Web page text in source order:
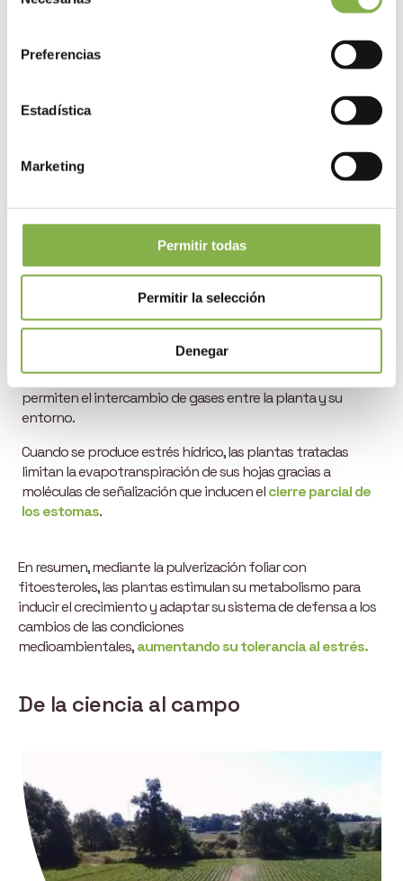
Preferencias
Estadística
Marketing
Permitir todas
Permitir la selección
Denegar
Tras la pulverización foliar con fitoesteroles, las plantas
tratadas experimentan un crecimiento radicular
estimulado.
Es fundamental para mejorar la exploración del suelo por las
raíces de las plantas yaumentar así la reserva de aguaa
Regulación de la evapotranspiración
En épocas de estrés hídrico, los fitoesteroles intervienen en
la regulación de la apertura de los estomas, los poros que
permiten el intercambio de gases entre la planta y su
entorno.
Cuando se produce estrés hídrico, las plantas tratadas
limitan la evapotranspiración de sus hojas gracias a
moléculas de señalización que inducen elcierre parcial de
los estomas.
En resumen, mediante la pulverización foliar con
fitoesteroles, las plantas estimulan su metabolismo para
inducir el crecimiento y adaptar su sistema de defensa a los
cambios de las condiciones
medioambientales,aumentando su tolerancia al estrés.
De la ciencia al campo